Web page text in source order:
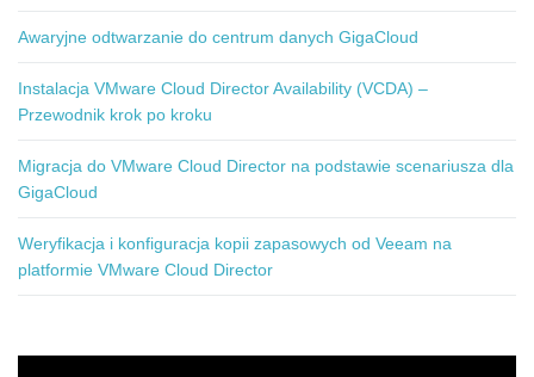
Awaryjne odtwarzanie do centrum danych GigaCloud
Instalacja VMware Cloud Director Availability (VCDA) –
Przewodnik krok po kroku
Migracja do VMware Cloud Director na podstawie scenariusza dla
GigaCloud
Weryfikacja i konfiguracja kopii zapasowych od Veeam na
platformie VMware Cloud Director